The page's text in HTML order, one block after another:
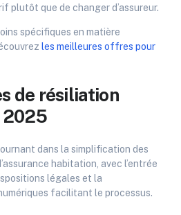
plutôt que de changer d’assureur.
spécifiques en matière
les meilleures offres pour
de résiliation
2025
dans la simplification des
habitation, avec l’entrée
légales et la
facilitant le processus.